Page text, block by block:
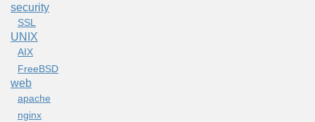
security
SSL
UNIX
AIX
FreeBSD
web
apache
nginx